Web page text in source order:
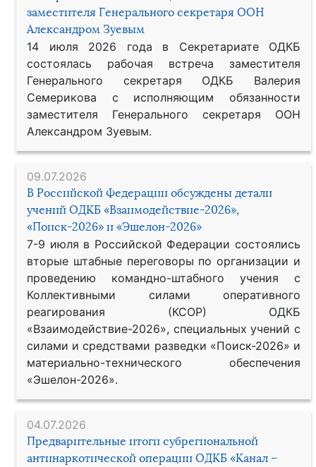
заместителя Генерального секретаря ООН
Александром Зуевым
14 июля 2026 года в Секретариате ОДКБ
состоялась рабочая встреча заместителя
Генерального секретаря ОДКБ Валерия
Семерикова с исполняющим обязанности
заместителя Генерального секретаря ООН
Александром Зуевым.
09.07.2026
В Российской Федерации обсуждены детали
учений ОДКБ «Взаимодействие-2026»,
«Поиск-2026» и «Эшелон-2026»
7-9 июля в Российской Федерации состоялись
вторые штабные переговоры по организации и
проведению командно-штабного учения с
Коллективными силами оперативного
реагирования (КСОР) ОДКБ
«Взаимодействие-2026», специальных учений с
силами и средствами разведки «Поиск-2026» и
материально-технического обеспечения
«Эшелон-2026».
04.07.2026
Предварительные итоги субрегиональной
антинаркотической операции ОДКБ «Канал –